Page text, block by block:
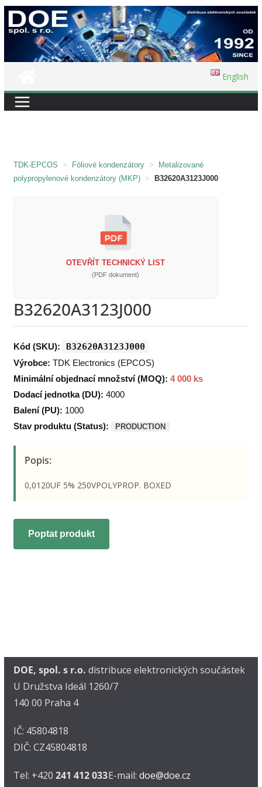
Přeskočit
na
English
TDK-EPCOS > Fóliové kondenzátory >
Metalizované
polypropylenové kondenzátory (MKP) > B32620A3123J000
OTEVŘÍT TECHNICKÝ LIST
(PDF dokument)
B32620A3123J000
Kód (SKU): B32620A3123J000
Výrobce: TDK Electronics (EPCOS)
Minimální objednací množství (MOQ): 4 000 ks
Dodací jednotka (DU): 4000
Balení (PU): 1000
Stav produktu (Status):
PRODUCTION
Popis:
0,0120UF 5% 250VPOLYPROP. BOXED
Poptat produkt
DOE, spol. s r.o. distribuce elektronických součástek
U Družstva Ideál 1260/7
140 00 Praha 4
IČ: 45804818
DIČ: CZ45804818
Tel: +420 241 412 033E-mail: doe@doe.cz